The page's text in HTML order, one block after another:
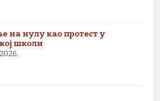
на нулу као протест у
школи